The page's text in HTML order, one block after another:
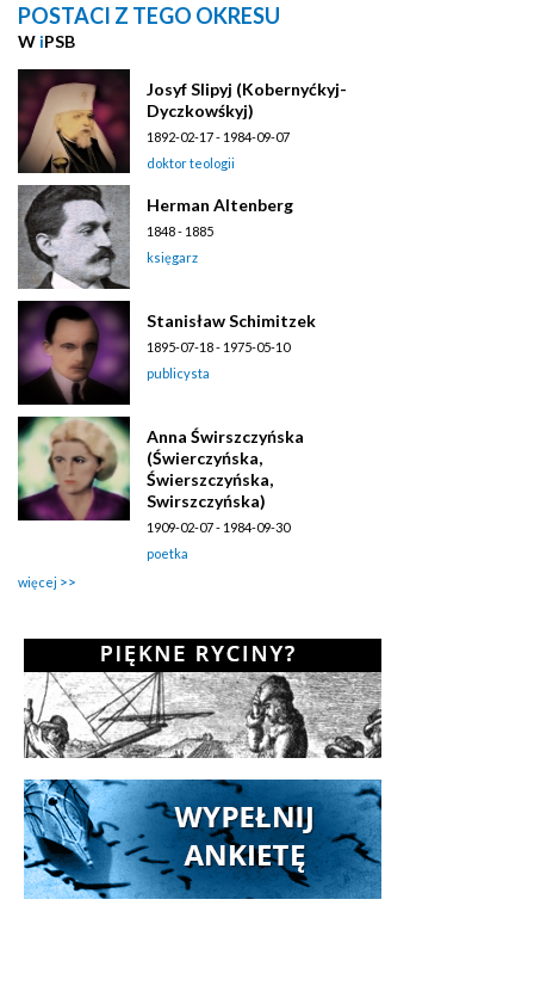
POSTACI Z TEGO OKRESU
W iPSB
Josyf Slipyj (Kobernyćkyj-
Dyczkowśkyj)
1892-02-17 - 1984-09-07
doktor teologii
Herman Altenberg
1848 - 1885
księgarz
Stanisław Schimitzek
1895-07-18 - 1975-05-10
publicysta
Anna Świrszczyńska
(Świerczyńska,
Świerszczyńska,
Swirszczyńska)
1909-02-07 - 1984-09-30
poetka
więcej